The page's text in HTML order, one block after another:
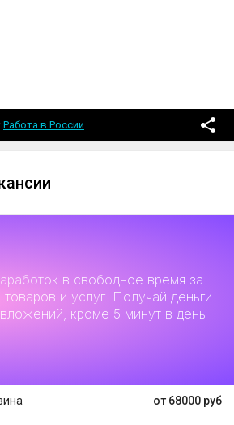
Работа в России
в свободное время за
и услуг. Получай деньги
кроме 5 минут в день
от 68000 руб